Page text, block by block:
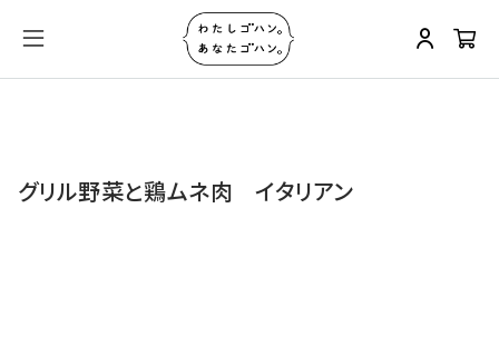
グリル野菜と鶏ムネ肉 イタリアン